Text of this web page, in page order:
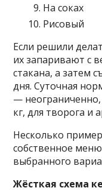
На соках
Рисовый
Если решили
их запаривают с
стакана, а затем
дня. Суточная
—
кг, для творога и
Несколько
собственное
выбранного
Жёсткая схема